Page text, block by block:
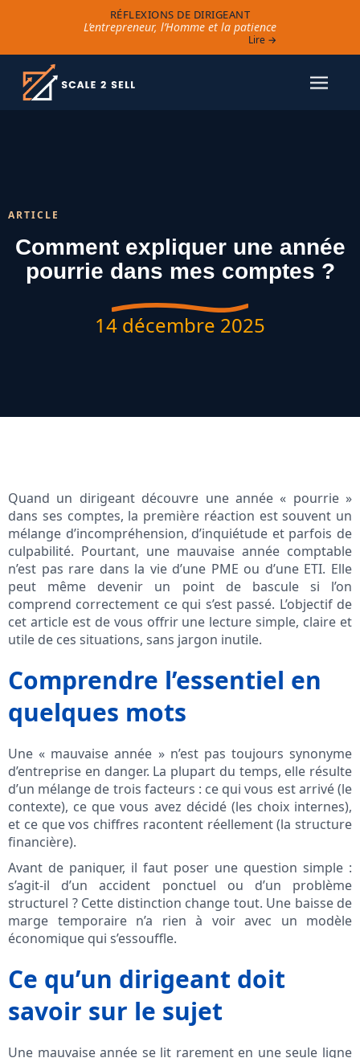
RÉFLEXIONS DE DIRIGEANT
L’entrepreneur, l’Homme et la patience
Lire →
ARTICLE
Comment expliquer une année
pourrie dans mes comptes ?
14 décembre 2025
Quand un dirigeant découvre une année « pourrie »
dans ses comptes, la première réaction est souvent un
mélange d’incompréhension, d’inquiétude et parfois de
culpabilité. Pourtant, une mauvaise année comptable
n’est pas rare dans la vie d’une PME ou d’une ETI. Elle
peut même devenir un point de bascule si l’on
comprend correctement ce qui s’est passé. L’objectif de
cet article est de vous offrir une lecture simple, claire et
utile de ces situations, sans jargon inutile.
Comprendre l’essentiel en
quelques mots
Une « mauvaise année » n’est pas toujours synonyme
d’entreprise en danger. La plupart du temps, elle résulte
d’un mélange de trois facteurs : ce qui vous est arrivé (le
contexte), ce que vous avez décidé (les choix internes),
et ce que vos chiffres racontent réellement (la structure
financière).
Avant de paniquer, il faut poser une question simple :
s’agit‑il d’un accident ponctuel ou d’un problème
structurel ? Cette distinction change tout. Une baisse de
marge temporaire n’a rien à voir avec un modèle
économique qui s’essouffle.
Ce qu’un dirigeant doit
savoir sur le sujet
Une mauvaise année se lit rarement en une seule ligne